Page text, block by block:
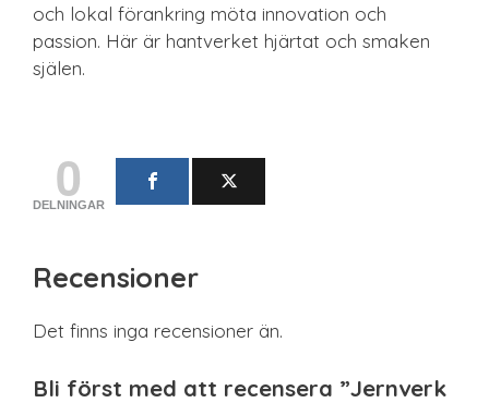
och lokal förankring möta innovation och
passion. Här är hantverket hjärtat och smaken
själen.
0
DELNINGAR
Recensioner
Det finns inga recensioner än.
Bli först med att recensera ”Jernverk